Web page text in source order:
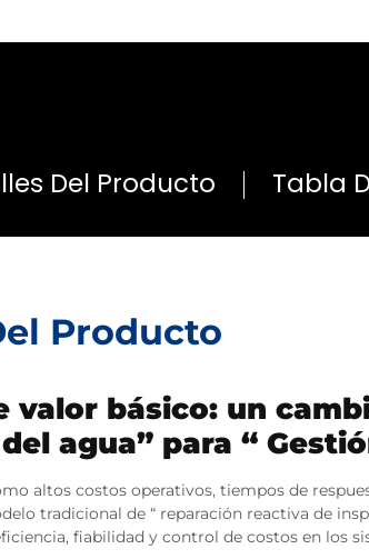
Del Producto Tabla
Producto
valor básico: un
agua” para “
altos costos operativos, tiempos de
tradicional de “ reparación reactiva de
fiabilidad y control de costos en los